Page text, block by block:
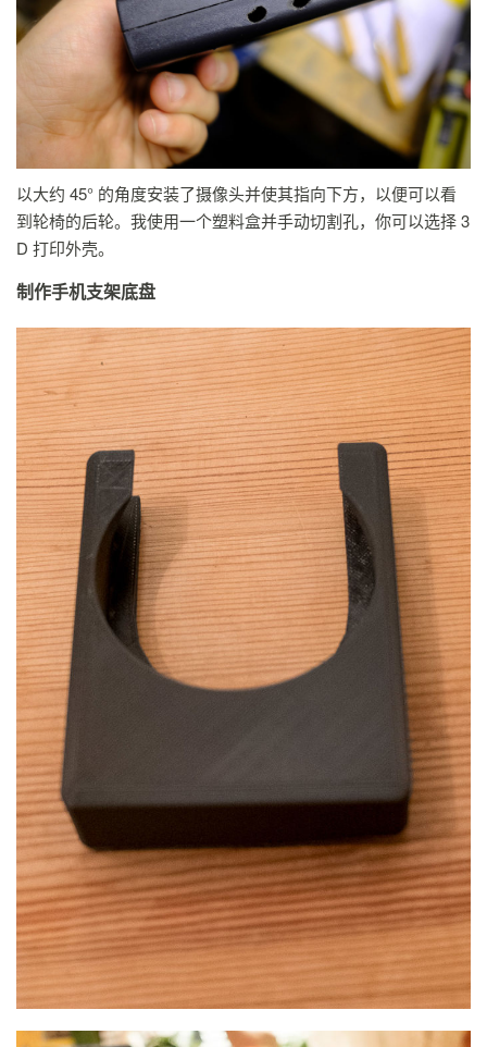
以大约 45° 的角度安装了摄像头并使其指向下方，以便可以看
到轮椅的后轮。我使用一个塑料盒并手动切割孔，你可以选择 3
D 打印外壳。
制作手机支架底盘